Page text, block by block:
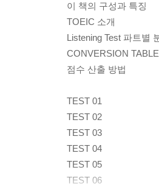
이 책의 구성과 특징
TOEIC 소개
Listening Test 파트별
CONVERSION
점수 산출 방법
TEST 01
TEST 02
TEST 03
TEST 04
TEST 05
TEST 06